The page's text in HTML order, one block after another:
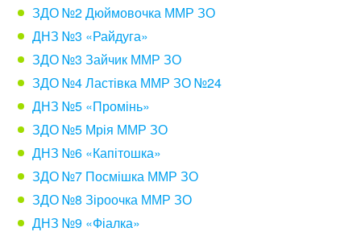
ЗДО №2 Дюймовочка ММР ЗО
ДНЗ №3 «Райдуга»
ЗДО №3 Зайчик ММР ЗО
ЗДО №4 Ластівка ММР ЗО №24
ДНЗ №5 «Промінь»
ЗДО №5 Мрія ММР ЗО
ДНЗ №6 «Капітошка»
ЗДО №7 Посмішка ММР ЗО
ЗДО №8 Зіроочка ММР ЗО
ДНЗ №9 «Фіалка»